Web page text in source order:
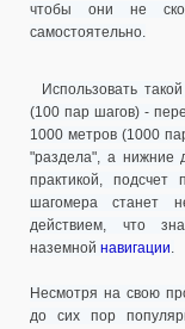
чтобы они не
самостоятельно.
Использовать
(100 пар шагов) -
1000 метров (1000
"раздела", а нижние
практикой, подсчет
шагомера станет
действием, что
наземной навигации.
Несмотря на свою
до сих пор